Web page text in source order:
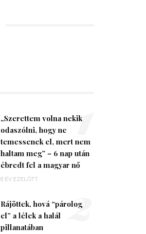
„Szerettem volna nekik
odaszólni, hogy ne
temessenek el, mert nem
haltam meg” – 6 nap után
ébredt fel a magyar nő
6 ÉV EZELŐTT
1
Rájöttek, hová “párolog
el” a lélek a halál
pillanatában
2